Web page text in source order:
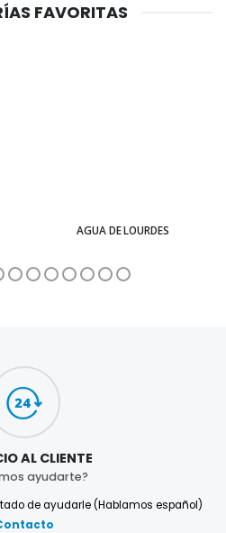
FAVORITAS
AGUA DE LOURDES
AL CLIENTE
ayudarte?
de ayudarle (Hablamos español)